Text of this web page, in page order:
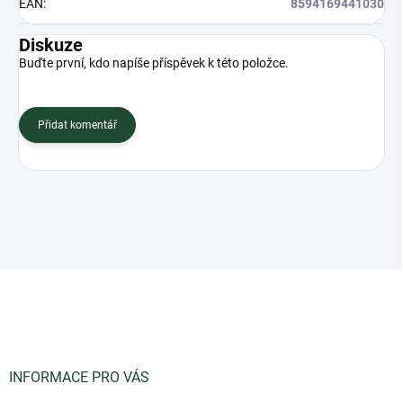
EAN: 8594169441030
Diskuze
Buďte první, kdo napíše příspěvek k této položce.
Přidat komentář
INFORMACE PRO VÁS